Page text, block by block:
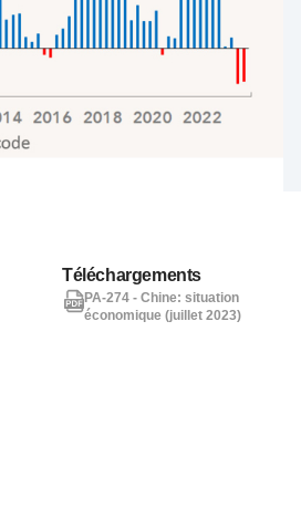
Téléchargements
PA-274 - Chine: situation
économique (juillet 2023)